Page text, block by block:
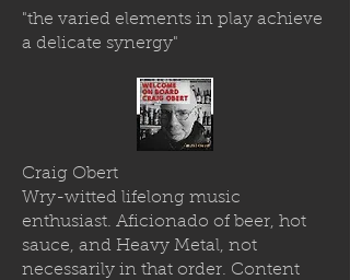
"the varied elements in play achieve
a delicate synergy"
Craig Obert
Wry-witted lifelong music
enthusiast. Aficionado of beer, hot
sauce, and Heavy Metal, not
necessarily in that order. Content